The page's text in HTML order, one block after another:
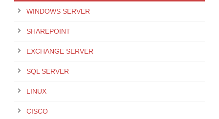
WINDOWS SERVER
SHAREPOINT
EXCHANGE SERVER
SQL SERVER
LINUX
CISCO